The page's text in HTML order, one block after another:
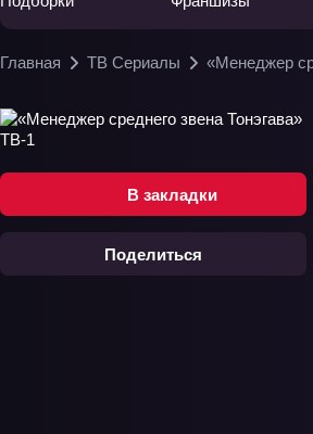
Главная ТВ Сериалы «Менеджер
В закладки
Поделиться